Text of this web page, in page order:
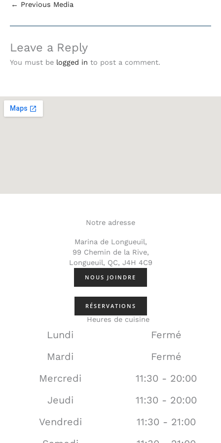
← Previous Media
Leave a Reply
You must be logged in to post a comment.
Notre adresse
Marina de Longueuil,
99 Chemin de la Rive,
Longueuil, QC, J4H 4C9
NOUS JOINDRE
RÉSERVATIONS
Heures de cuisine
Lundi
Fermé
Mardi
Fermé
Mercredi
11:30 - 20:00
Jeudi
11:30 - 20:00
Vendredi
11:30 - 21:00